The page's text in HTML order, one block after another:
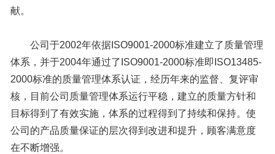
献。
公司于2002年依据ISO9001-2000标准建立了质量管理
体系，并于2004年通过了ISO9001-2000标准即ISO13485-
2000标准的质量管理体系认证，经历年来的监督、复评审
核，目前公司质量管理体系运行平稳，建立的质量方针和
目标得到了有效实施，体系的过程得到了持续和保持。使
公司的产品质量保证的层次得到改进和提升，顾客满意度
在不断增强。